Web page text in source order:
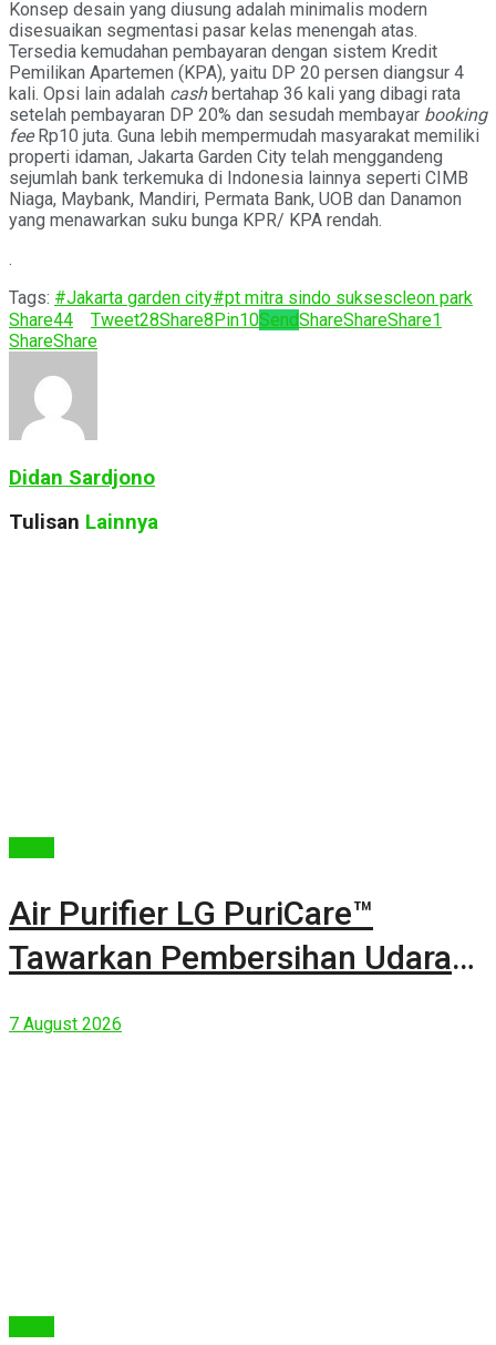
Konsep desain yang diusung adalah minimalis modern
disesuaikan segmentasi pasar kelas menengah atas.
Tersedia kemudahan pembayaran dengan sistem Kredit
Pemilikan Apartemen (KPA), yaitu DP 20 persen diangsur 4
kali. Opsi lain adalah cashbertahap 36 kali yang dibagi rata
setelah pembayaran DP 20% dan sesudah membayar booking
feeRp10 juta. Guna lebih mempermudah masyarakat memiliki
properti idaman, Jakarta Garden City telah menggandeng
sejumlah bank terkemuka di Indonesia lainnya seperti CIMB
Niaga, Maybank, Mandiri, Permata Bank, UOB dan Danamon
yang menawarkan suku bunga KPR/ KPA rendah.
.
Tags: #Jakarta garden city#pt mitra sindo suksescleon park
Share44 Tweet28Share8Pin10SendShareShareShare1
ShareShare
Didan Sardjono
Tulisan Lainnya
Air Purifier LG PuriCare™
Tawarkan Pembersihan Udara
7 August 2026